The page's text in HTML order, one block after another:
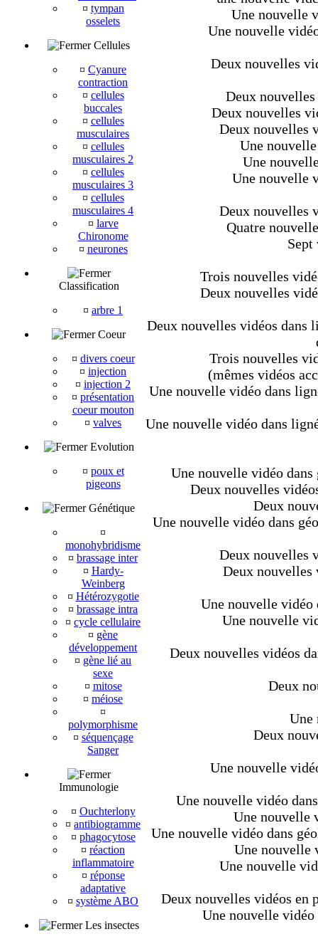
¤ tympan
osselets
Cellules
¤ Cyanure
contraction
¤ cellules
buccales
¤ cellules
musculaires
¤ cellules
musculaires 2
¤ cellules
musculaires 3
¤ cellules
musculaires 4
¤ larve
Chironome
¤ neurones
Classification
¤ arbre 1
Coeur
¤ divers coeur
¤ injection
¤ injection 2
¤ présentation
coeur mouton
¤ valves
Evolution
¤ poux et
pigeons
Génétique
¤
monohybridisme
¤ brassage inter
¤ Hardy-
Weinberg
¤ Hétérozygotie
¤ brassage intra
¤ cycle cellulaire
¤ gène
développement
¤ gène lié au
sexe
¤ mitose
¤ méiose
¤
polymorphisme
¤ séquençage
Sanger
Immunologie
¤ Ouchterlony
¤ antibiogramme
¤ phagocytose
¤ réaction
inflammatoire
¤ réponse
adaptative
¤ système ABO
Les insectes
Une nouvelle
Une nouvelle
Deux nouvelles
Deux
Deux nouvelles
Deux nouvelles
Une
Une
Une nouvelle
Deux nouvelles
Quatre
Sept
Trois nouvelles
Deux nouvelles
Deux nouvelles vidéos dans
Trois nouvelles
(mêmes vidéos
Une nouvelle vidéo dans
Une nouvelle vidéo dans
Une nouvelle vidéo
Deux nouvelles
Deux
Une nouvelle vidéo dans
Deux nouvelles
Deux nouvelles
Une nouvelle vidéo
Une nouvelle
Deux nouvelles vidéos
Deux
Une
Deux
Une nouvelle
Une nouvelle vidéo
Une nouvelle
Une nouvelle vidéo dans
Une nouvelle
Une nouvelle
Deux nouvelles vidéos en
Une nouvelle